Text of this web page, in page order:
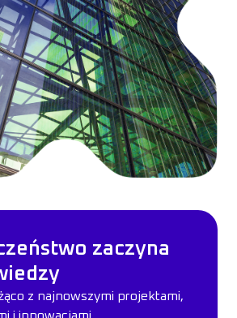
zaczyna
z najnowszymi projektami,